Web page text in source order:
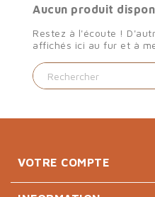
Aucun produit
Restez à l'écoute !
affichés ici au fur et à
VOTRE COMPTE